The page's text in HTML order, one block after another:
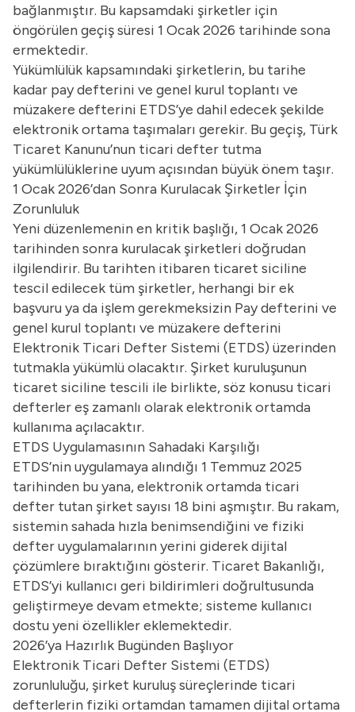
bağlanmıştır. Bu kapsamdaki şirketler için
öngörülen geçiş süresi 1 Ocak 2026 tarihinde sona
ermektedir.
Yükümlülük kapsamındaki şirketlerin, bu tarihe
kadar pay defterini ve genel kurul toplantı ve
müzakere defterini ETDS’ye dahil edecek şekilde
elektronik ortama taşımaları gerekir. Bu geçiş, Türk
Ticaret Kanunu’nun ticari defter tutma
yükümlülüklerine uyum açısından büyük önem taşır.
1 Ocak 2026’dan Sonra Kurulacak Şirketler İçin
Zorunluluk
Yeni düzenlemenin en kritik başlığı, 1 Ocak 2026
tarihinden sonra kurulacak şirketleri doğrudan
ilgilendirir. Bu tarihten itibaren ticaret siciline
tescil edilecek tüm şirketler, herhangi bir ek
başvuru ya da işlem gerekmeksizin Pay defterini ve
genel kurul toplantı ve müzakere defterini
Elektronik Ticari Defter Sistemi (ETDS) üzerinden
tutmakla yükümlü olacaktır. Şirket kuruluşunun
ticaret siciline tescili ile birlikte, söz konusu ticari
defterler eş zamanlı olarak elektronik ortamda
kullanıma açılacaktır.
ETDS Uygulamasının Sahadaki Karşılığı
ETDS’nin uygulamaya alındığı 1 Temmuz 2025
tarihinden bu yana, elektronik ortamda ticari
defter tutan şirket sayısı 18 bini aşmıştır. Bu rakam,
sistemin sahada hızla benimsendiğini ve fiziki
defter uygulamalarının yerini giderek dijital
çözümlere bıraktığını gösterir. Ticaret Bakanlığı,
ETDS’yi kullanıcı geri bildirimleri doğrultusunda
geliştirmeye devam etmekte; sisteme kullanıcı
dostu yeni özellikler eklemektedir.
2026’ya Hazırlık Bugünden Başlıyor
Elektronik Ticari Defter Sistemi (ETDS)
zorunluluğu, şirket kuruluş süreçlerinde ticari
defterlerin fiziki ortamdan tamamen dijital ortama